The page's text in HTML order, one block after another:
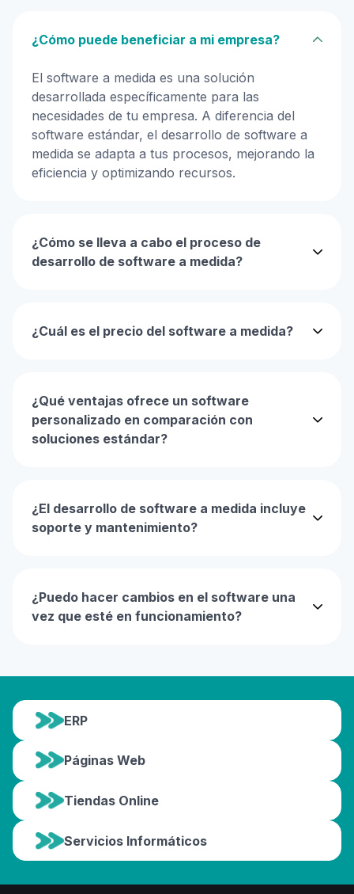
¿Cómo puede beneficiar a mi empresa?
El software a medida es una solución
desarrollada específicamente para las
necesidades de tu empresa. A diferencia del
software estándar, el desarrollo de software a
medida se adapta a tus procesos, mejorando la
eficiencia y optimizando recursos.
¿Cómo se lleva a cabo el proceso de
desarrollo de software a medida?
¿Cuál es el precio del software a medida?
¿Qué ventajas ofrece un software
personalizado en comparación con
soluciones estándar?
¿El desarrollo de software a medida incluye
soporte y mantenimiento?
¿Puedo hacer cambios en el software una
vez que esté en funcionamiento?
ERP
Páginas Web
Tiendas Online
Servicios Informáticos